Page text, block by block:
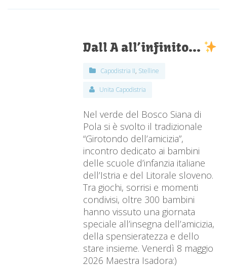
Dall A all’infinito…
Capodistria II, Stelline
Unita Capodistria
Nel verde del Bosco Siana di
Pola si è svolto il tradizionale
“Girotondo dell’amicizia”,
incontro dedicato ai bambini
delle scuole d’infanzia italiane
dell’Istria e del Litorale sloveno.
Tra giochi, sorrisi e momenti
condivisi, oltre 300 bambini
hanno vissuto una giornata
speciale all’insegna dell’amicizia,
della spensieratezza e dello
stare insieme. Venerdì 8 maggio
2026 Maestra Isadora:)